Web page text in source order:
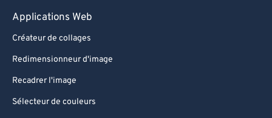
Applications Web
Créateur de collages
Redimensionneur d'image
Recadrer l'image
Sélecteur de couleurs